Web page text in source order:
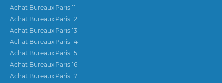
Achat Bureaux Paris 11
Achat Bureaux Paris 12
Achat Bureaux Paris 13
Achat Bureaux Paris 14
Achat Bureaux Paris 15
Achat Bureaux Paris 16
Achat Bureaux Paris 17